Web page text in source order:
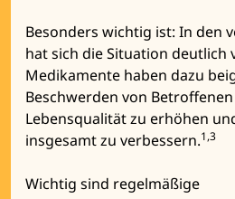
Besonders wichtig ist: In den
hat sich die Situation deutlich
Medikamente haben dazu
Beschwerden von
Lebensqualität zu erhöhen
insgesamt zu verbessern.1,3
Wichtig sind regelmäßige